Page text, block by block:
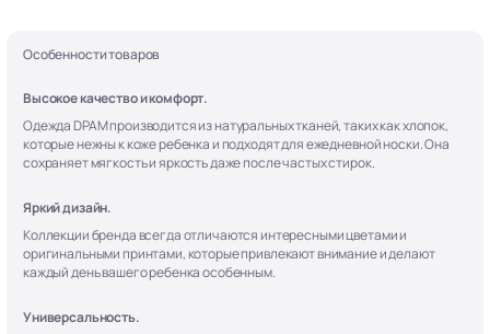
Особенности товаров
Высокое качество и комфорт.
Одежда DPAM производится из натуральных тканей, таких как хлопок,
которые нежны к коже ребенка и подходят для ежедневной носки. Она
сохраняет мягкость и яркость даже после частых стирок.
Яркий дизайн.
Коллекции бренда всегда отличаются интересными цветами и
оригинальными принтами, которые привлекают внимание и делают
каждый день вашего ребенка особенным.
Универсальность.